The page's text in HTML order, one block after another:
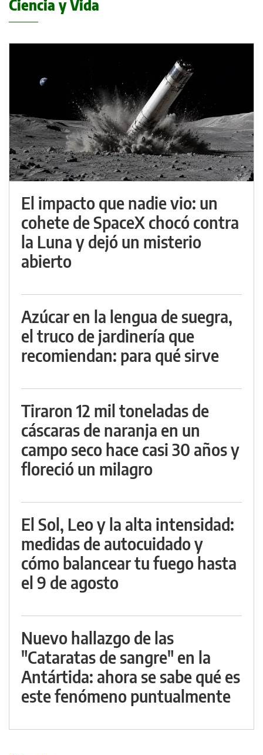
Ciencia y Vida
El impacto que nadie vio: un
cohete de SpaceX chocó contra
la Luna y dejó un misterio
abierto
Azúcar en la lengua de suegra,
el truco de jardinería que
recomiendan: para qué sirve
Tiraron 12 mil toneladas de
cáscaras de naranja en un
campo seco hace casi 30 años y
floreció un milagro
El Sol, Leo y la alta intensidad:
medidas de autocuidado y
cómo balancear tu fuego hasta
el 9 de agosto
Nuevo hallazgo de las
"Cataratas de sangre" en la
Antártida: ahora se sabe qué es
este fenómeno puntualmente